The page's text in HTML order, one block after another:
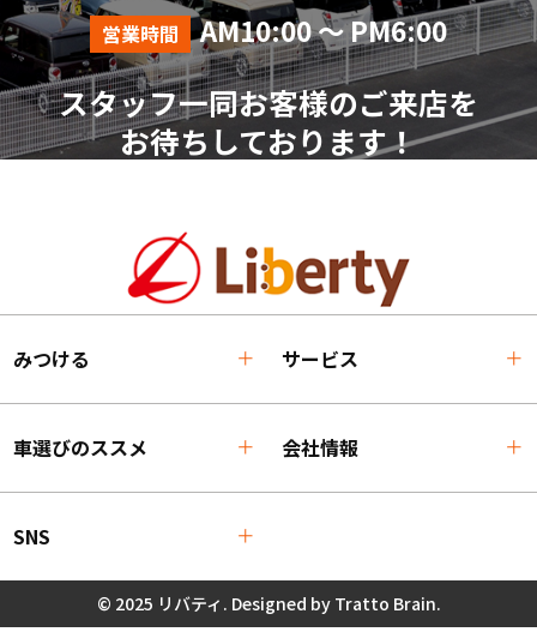
営業時間 AM10:00 ～ PM6:00
スタッフ一同お客様のご来店を
お待ちしております！
みつける サービス
車選びのススメ 会社情報
SNS
© 2025 リバティ. Designed by Tratto Brain.